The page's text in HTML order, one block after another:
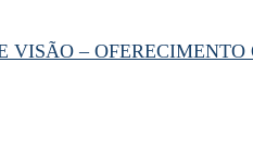
VISÃO –